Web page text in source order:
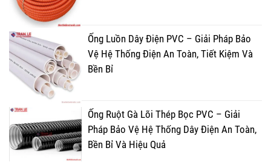
Ống Luồn Dây Điện PVC – Giải Pháp Bảo
Vệ Hệ Thống Điện An Toàn, Tiết Kiệm Và
Bền Bỉ
Ống Ruột Gà Lõi Thép Bọc PVC – Giải
Pháp Bảo Vệ Hệ Thống Dây Điện An Toàn,
Bền Bỉ Và Hiệu Quả